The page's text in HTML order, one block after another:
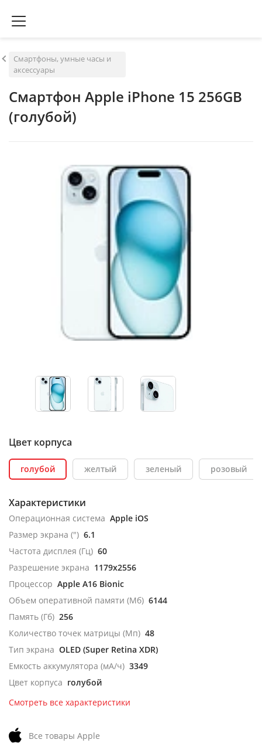
Смартфоны, умные часы и
аксессуары
Смартфон Apple iPhone 15 256GB
(голубой)
Цвет корпуса
голубой желтый зеленый розовый
Характеристики
Операционная система Apple iOS
Размер экрана (") 6.1
Частота дисплея (Гц) 60
Разрешение экрана 1179x2556
Процессор Apple A16 Bionic
Объем оперативной памяти (Мб) 6144
Память (Гб) 256
Количество точек матрицы (Мп) 48
Тип экрана OLED (Super Retina XDR)
Емкость аккумулятора (мА/ч) 3349
Цвет корпуса голубой
Смотреть все характеристики
Все товары Apple